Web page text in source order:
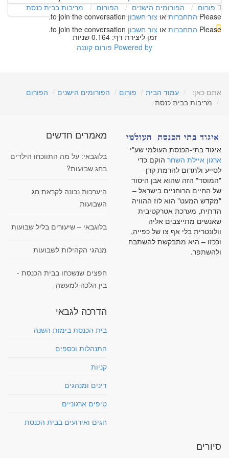
Please התחברותאוצור חשבוןto join the conversation.
Please התחברות או צור חשבון
פורום הפורומים הישנים הפורום מריבות בבית כנסת
זמן ליצירת דף: 0.164 שניות
Powered by פורום קוננה
אתם כאן: עמוד הבית פורום הפורומים הישנים
הפורום
מריבות בבית כנסת
איגוד בתי-הכנסת העולמי שע"י
ארגון איילת השחר הוקם כדי
לסייע ולתרום להרמת קרן
"המוסד" הזה שהוא אבן היסוד
של החיים הרוחניים בישראל –
"מקדש המעט" הוא לוז ההוויה
הדתית, מערכת אטרקטיבית
שאנשים מתייצבים אליה
וולונטרית בלי אף צו של כפייה,
וככזו – היא מתבקשת להשתבח
ולהשתפר.
מאמרים חדשים
בלוגבאי: על מה התווכחו הילדים
בחג שבועות?
היערכות נכונה לקראת חג
השבועות
בלוגבאי – שיעורים בליל שבועות
מנהגי הקהילות לשבועות
חפצים שנשכחו בבית הכנסת -
בין הלכה למעשה
הדרכה לגבאי
בית הכנסת בימות השנה
התנהלות וכספים
קניות
דינים ומנהגים
טיפים ארגוניים
חגים ואירועים בבית הכנסת
סיורים